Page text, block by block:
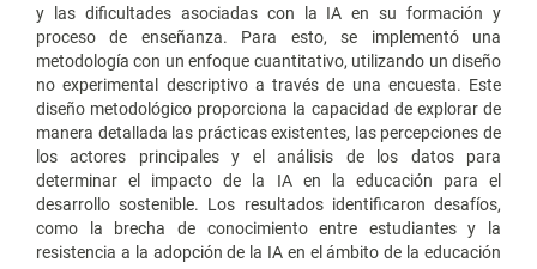
y las dificultades asociadas con la IA en su formación y
proceso de enseñanza. Para esto, se implementó una
metodología con un enfoque cuantitativo, utilizando un diseño
no experimental descriptivo a través de una encuesta. Este
diseño metodológico proporciona la capacidad de explorar de
manera detallada las prácticas existentes, las percepciones de
los actores principales y el análisis de los datos para
determinar el impacto de la IA en la educación para el
desarrollo sostenible. Los resultados identificaron desafíos,
como la brecha de conocimiento entre estudiantes y la
resistencia a la adopción de la IA en el ámbito de la educación